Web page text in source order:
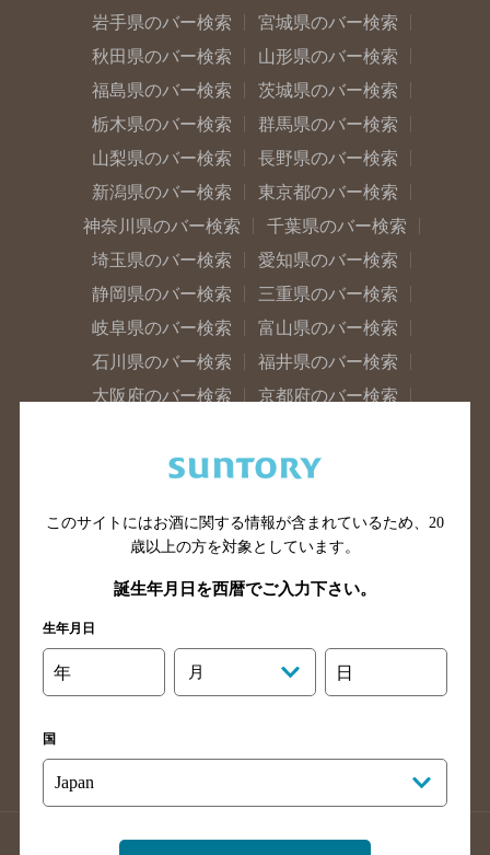
岩手県のバー検索
宮城県のバー検索
秋田県のバー検索
山形県のバー検索
福島県のバー検索
茨城県のバー検索
栃木県のバー検索
群馬県のバー検索
山梨県のバー検索
長野県のバー検索
新潟県のバー検索
東京都のバー検索
神奈川県のバー検索
千葉県のバー検索
埼玉県のバー検索
愛知県のバー検索
静岡県のバー検索
三重県のバー検索
岐阜県のバー検索
富山県のバー検索
石川県のバー検索
福井県のバー検索
大阪府のバー検索
京都府のバー検索
滋賀県のバー検索
和歌山県のバー検索
山口県のバー検索
鳥取県のバー検索
香川県のバー検索
愛媛県のバー検索
高知県のバー検索
長崎県のバー検索
佐賀県のバー検索
大分県のバー検索
熊本県のバー検索
このサイトにはお酒に関する情報が含まれているため、 20
歳以上の方を対象としています。
誕生年月日を西暦でご入力下さい。
生年月日
年 月 日
国